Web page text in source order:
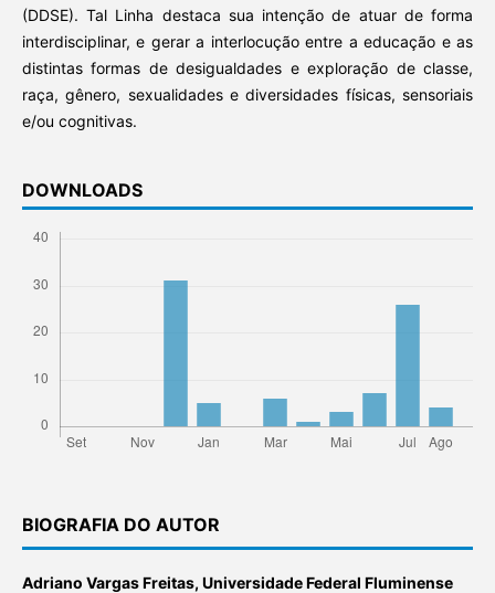
(DDSE). Tal Linha destaca sua intenção de atuar de forma
interdisciplinar, e gerar a interlocução entre a educação e as
distintas formas de desigualdades e exploração de classe,
raça, gênero, sexualidades e diversidades físicas, sensoriais
e/ou cognitivas.
DOWNLOADS
BIOGRAFIA DO AUTOR
Adriano Vargas Freitas, Universidade Federal Fluminense